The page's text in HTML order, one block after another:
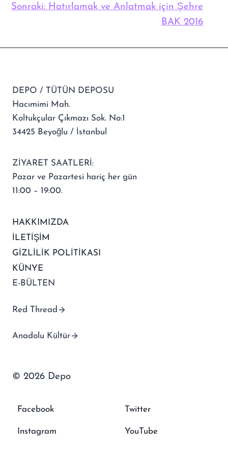
Sonraki: Hatırlamak ve Anlatmak için Şehre
BAK 2016
DEPO / TÜTÜN DEPOSU
Hacımimi Mah.
Koltukçular Çıkmazı Sok. No:1
34425 Beyoğlu / İstanbul
ZİYARET SAATLERİ:
Pazar ve Pazartesi hariç her gün
11:00 – 19:00.
HAKKIMIZDA
İLETİŞİM
GİZLİLİK POLİTİKASI
KÜNYE
E-BÜLTEN
Red Thread
Anadolu Kültür
© 2026 Depo
Facebook Twitter
Instagram YouTube